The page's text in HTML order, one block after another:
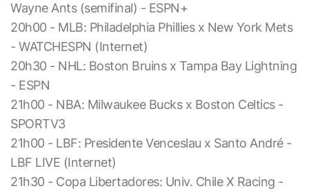
Wayne Ants (semifinal) - ESPN+
20h00 - MLB: Philadelphia Phillies x New York Mets
- WATCHESPN (Internet)
20h30 - NHL: Boston Bruins x Tampa Bay Lightning
- ESPN
21h00 - NBA: Milwaukee Bucks x Boston Celtics -
SPORTV3
21h00 - LBF: Presidente Venceslau x Santo André -
LBF LIVE (Internet)
21h30 - Copa Libertadores: Univ. Chile X Racing -